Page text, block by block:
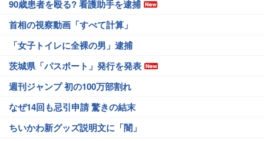
90歳患者を殴る? 看護助手を逮捕
首相の視察動画「すべて計算」
「女子トイレに全裸の男」逮捕
茨城県「パスポート」発行を発表
週刊ジャンプ 初の100万部割れ
なぜ14回も忌引申請 驚きの結末
ちいかわ新グッズ説明文に「闇」